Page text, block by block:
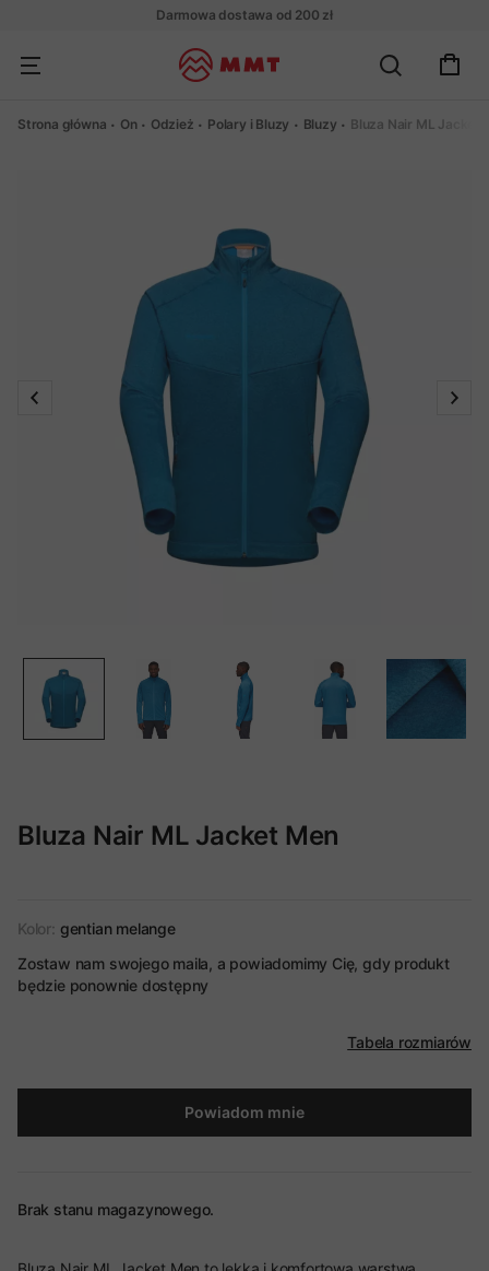
Darmowa dostawa od 200 zł
Strona główna On Odzież Polary i Bluzy Bluzy Bluza Nair ML Jacket
Bluza Nair ML Jacket Men
Kolor: gentian melange
Zostaw nam swojego maila, a powiadomimy Cię, gdy produkt
będzie ponownie dostępny
Tabela rozmiarów
Powiadom mnie
Brak stanu magazynowego.